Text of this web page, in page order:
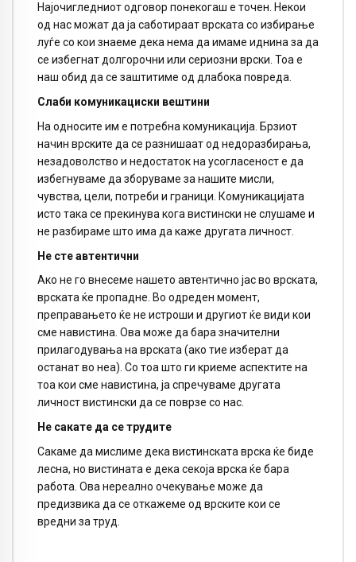
Најочигледниот одговор понекогаш е точен. Некои
од нас можат да ја саботираат врската со избирање
луѓе со кои знаеме дека нема да имаме иднина за да
се избегнат долгорочни или сериозни врски. Тоа е
наш обид да се заштитиме од длабока повреда.
Слаби комуникациски вештини
На односите им е потребна комуникација. Брзиот
начин врските да се разнишаат од недоразбирања,
незадоволство и недостаток на усогласеност е да
избегнуваме да зборуваме за нашите мисли,
чувства, цели, потреби и граници. Комуникацијата
исто така се прекинува кога вистински не слушаме и
не разбираме што има да каже другата личност.
Не сте автентични
Ако не го внесеме нашето автентично јас во врската,
врската ќе пропадне. Во одреден момент,
преправањето ќе не истроши и другиот ќе види кои
сме навистина. Ова може да бара значителни
прилагодувања на врската (ако тие изберат да
останат во неа). Со тоа што ги криеме аспектите на
тоа кои сме навистина, ја спречуваме другата
личност вистински да се поврзе со нас.
Не сакате да се трудите
Сакаме да мислиме дека вистинската врска ќе биде
лесна, но вистината е дека секоја врска ќе бара
работа. Ова нереално очекување може да
предизвика да се откажеме од врските кои се
вредни за труд.